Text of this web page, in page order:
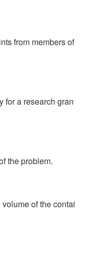
from members of
for a research gran
the problem.
of the contai